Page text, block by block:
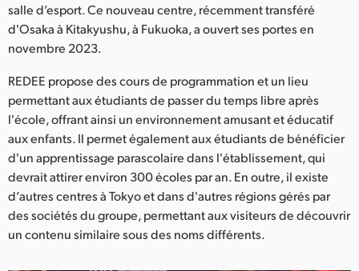
Malaysia
Netherlands
New Zealand
Norway
Poland
Portugal
Singapore
salle d’esport. Ce nouveau centre, récemment transféré
d'Osaka à Kitakyushu, à Fukuoka, a ouvert ses portes en
novembre 2023.
REDEE propose des cours de programmation et un lieu
permettant aux étudiants de passer du temps libre après
l'école, offrant ainsi un environnement amusant et éducatif
aux enfants. Il permet également aux étudiants de bénéficier
d'un apprentissage parascolaire dans l'établissement, qui
devrait attirer environ 300 écoles par an. En outre, il existe
d’autres centres à Tokyo et dans d'autres régions gérés par
des sociétés du groupe, permettant aux visiteurs de découvrir
un contenu similaire sous des noms différents.